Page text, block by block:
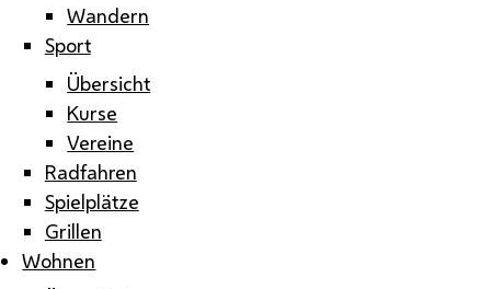
Wandern
Sport
Übersicht
Kurse
Vereine
Radfahren
Spielplätze
Grillen
Wohnen